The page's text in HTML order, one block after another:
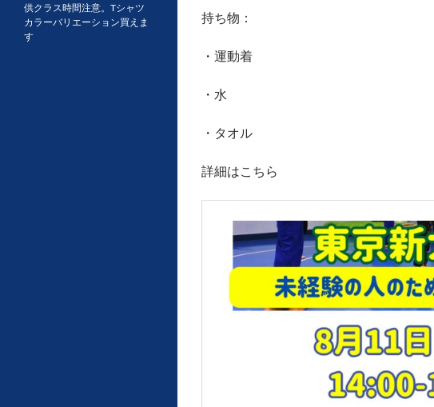
持ち物：
・運動着
・水
・タオル
詳細はこちら
供クラス時間注意。Tシャツ
カラーバリエーション買えま
す